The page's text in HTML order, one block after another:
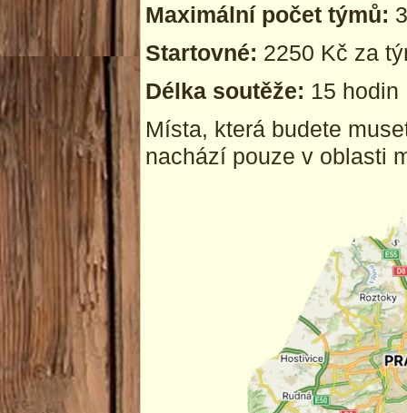
Maximální počet týmů:
Startovné: 2250 Kč za
Délka soutěže: 15 hodin
Místa, která budete
nachází pouze v oblasti